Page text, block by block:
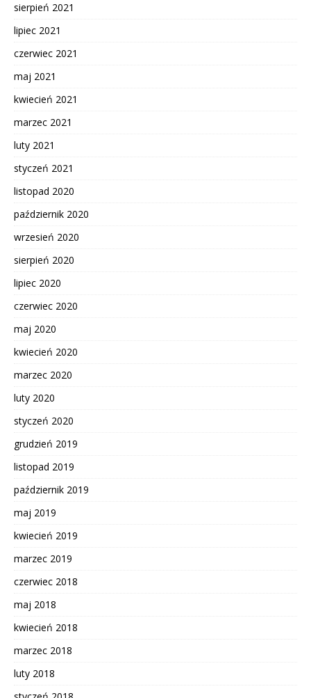
sierpień 2021
lipiec 2021
czerwiec 2021
maj 2021
kwiecień 2021
marzec 2021
luty 2021
styczeń 2021
listopad 2020
październik 2020
wrzesień 2020
sierpień 2020
lipiec 2020
czerwiec 2020
maj 2020
kwiecień 2020
marzec 2020
luty 2020
styczeń 2020
grudzień 2019
listopad 2019
październik 2019
maj 2019
kwiecień 2019
marzec 2019
czerwiec 2018
maj 2018
kwiecień 2018
marzec 2018
luty 2018